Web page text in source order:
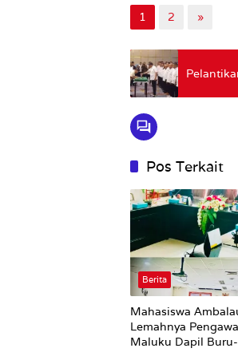
1 2 »
Pos Terkait
Berita
Mahasiswa
Lemahnya
Maluku Dapil Buru-